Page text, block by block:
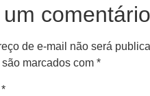
comentário
de e-mail não será
marcados com *
*